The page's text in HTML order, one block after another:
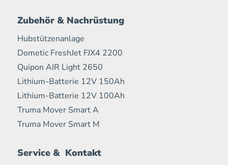
Zubehör & Nachrüstung
Hubstützenanlage
Dometic FreshJet FJX4 2200
Quipon AIR Light 2650
Lithium-Batterie 12V 150Ah
Lithium-Batterie 12V 100Ah
Truma Mover Smart A
Truma Mover Smart M
Service & Kontakt